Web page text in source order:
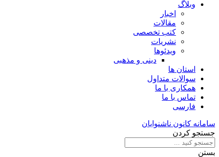
وبلاگ
اخبار
مقالات
کتب تخصصی
نشریات
ویدئوها
دینی و مذهبی
استان ها
سوالات متداول
همکاری با ما
تماس با ما
فارسی
سامانه کانون ناشنوایان
جستجو کردن
بستن